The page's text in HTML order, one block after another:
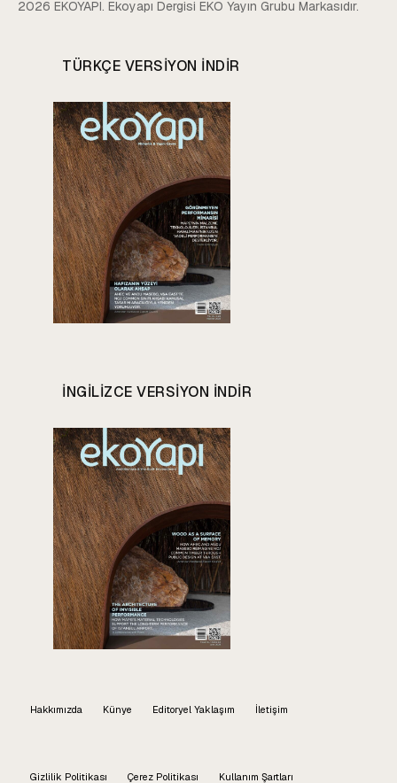
2026 EKOYAPI. Ekoyapı Dergisi EKO Yayın Grubu Markasıdır.
TÜRKÇE VERSIYON INDIR
INGILIZCE VERSIYON INDIR
Hakkımızda Künye Editoryel Yaklaşım İletişim
Gizlilik Politikası Çerez Politikası Kullanım Şartları